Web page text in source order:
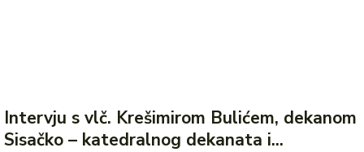
Intervju s vlč. Krešimirom Bulićem, dekanom
Sisačko – katedralnog dekanata i...